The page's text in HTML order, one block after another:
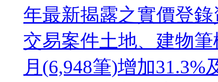
年最新揭露之實價登
交易案件土地、建物
月(6,948筆)增加